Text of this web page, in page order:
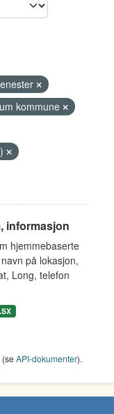
kommune
informasjon
hjemmebaserte
på lokasjon,
Long, telefon
(seAPI-dokumenter).